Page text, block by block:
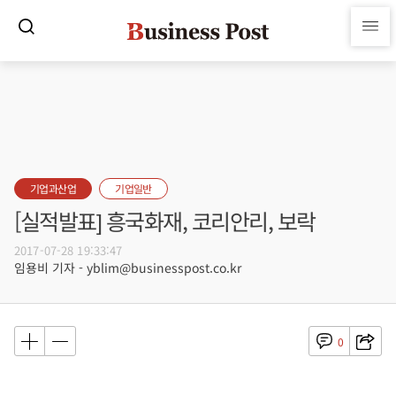
기업과산업 기업일반
[실적발표] 흥국화재, 코리안리, 보락
2017-07-28 19:33:47
임용비 기자 - yblim@businesspost.co.kr
0